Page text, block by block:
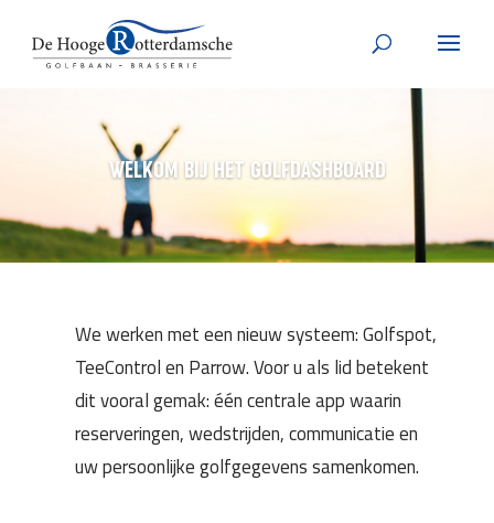
WELKOM BIJ HET GOLFDASHBOARD
We werken met een nieuw systeem: Golfspot,
TeeControl en Parrow. Voor u als lid betekent
dit vooral gemak: één centrale app waarin
reserveringen, wedstrijden, communicatie en
uw persoonlijke golfgegevens samenkomen.